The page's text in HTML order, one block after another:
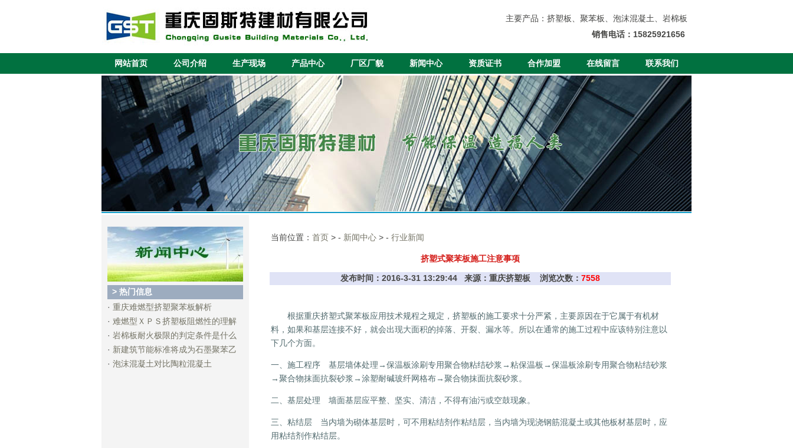
主要产品：挤塑板、聚苯板、泡沫混凝土、岩棉板
销售电话：15825921656
网站首页 公司介绍 生产现场 产品中心 厂区厂貌 新闻中心 资质证书 合作加盟 在线留言 联系我们
> 热门信息
· 重庆难燃型挤塑聚苯板解析
· 难燃型ＸＰＳ挤塑板阻燃性的理解
· 岩棉板耐火极限的判定条件是什么
· 新建筑节能标准将成为石墨聚苯乙
· 泡沫混凝土对比陶粒混凝土
当前位置： 首页 > - 新闻中心 > - 行业新闻
挤塑式聚苯板施工注意事项
发布时间：2016-3-31 13:29:44 来源：重庆挤塑板 浏览次数： 7558
根据重庆挤塑式聚苯板应用技术规程之规定，挤塑板的施工要求十分严紧，主要原因在于它属于有机材
料，如果和基层连接不好，就会出现大面积的掉落、开裂、漏水等。所以在通常的施工过程中应该特别注意以
下几个方面。
一、施工程序 基层墙体处理→保温板涂刷专用聚合物粘结砂浆→粘保温板→保温板涂刷专用聚合物粘结砂浆
→聚合物抹面抗裂砂浆→涂塑耐碱玻纤网格布→聚合物抹面抗裂砂浆。
二、基层处理 墙面基层应平整、坚实、清洁，不得有油污或空鼓现象。
三、粘结层 当内墙为砌体基层时，可不用粘结剂作粘结层，当内墙为现浇钢筋混凝土或其他板材基层时，应
用粘结剂作粘结层。